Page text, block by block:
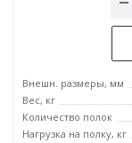
Внешн. размеры, мм
Вес, кг
Количество полок
Нагрузка на полку, кг